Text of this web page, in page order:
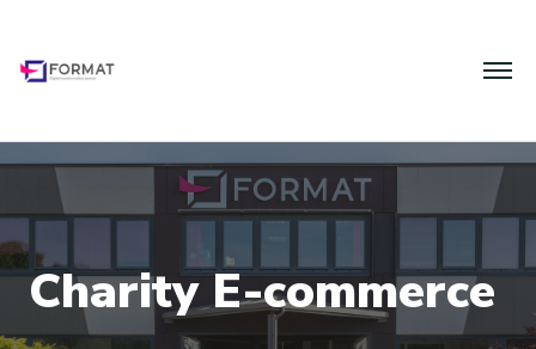
Charity E-commerce